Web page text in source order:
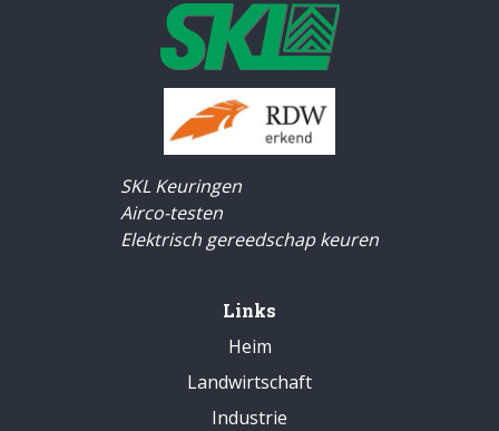
SKL Keuringen
Airco-testen
Elektrisch gereedschap keuren
Links
Heim
Landwirtschaft
Industrie